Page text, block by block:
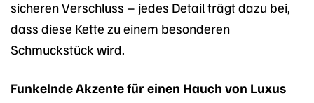
sicheren Verschluss – jedes Detail trägt dazu bei,
dass diese Kette zu einem besonderen
Schmuckstück wird.
Funkelnde Akzente für einen Hauch von Luxus